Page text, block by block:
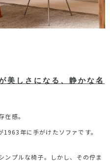
美しさになる、静かな名
感。
1963年に手がけたソファです。
ンプルな椅子。しかし、その佇ま